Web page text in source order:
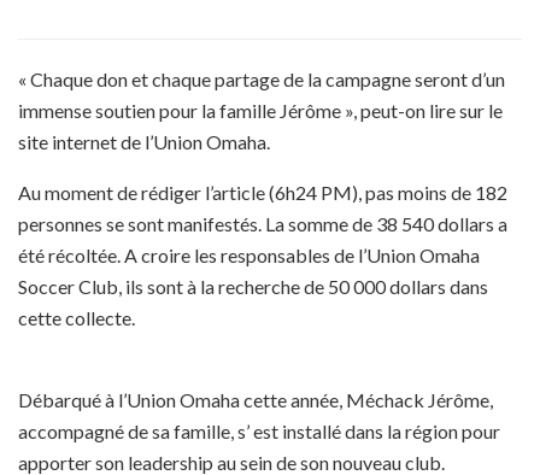
« Chaque don et chaque partage de la campagne seront d’un
immense soutien pour la famille Jérôme », peut-on lire sur le
site internet de l’Union Omaha.
Au moment de rédiger l’article (6h24 PM), pas moins de 182
personnes se sont manifestés. La somme de 38 540 dollars a
été récoltée. A croire les responsables de l’Union Omaha
Soccer Club, ils sont à la recherche de 50 000 dollars dans
cette collecte.
Débarqué à l’Union Omaha cette année, Méchack Jérôme,
accompagné de sa famille, s’ est installé dans la région pour
apporter son leadership au sein de son nouveau club.